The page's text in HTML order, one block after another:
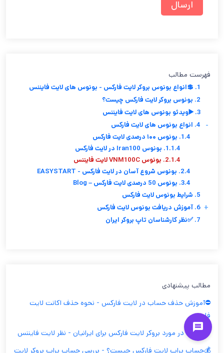
فهرست مطالب
1. 💲انواع بونوس بروکر لایت فارکس - بونوس های لایت فایننس
2. بونوس بروکر لایت فارکس چیست؟
3. ▶️ویدئو بونوس های لایت فایننس
4. انواع بونوس های لایت فارکس
-
1.4. بونوس ۱۰۰ درصدی لایت فارکس
1.1.4. بونوس Iran100 در لایت فارکس
2.1.4. بونوس VNM100C لایت فایننس
2.4. بونوس شروع آسان در لایت فارکس - EASYSTART
3.4. بونوس 50 درصدی لایت فارکس – Blog
5. شرایط بونوس لایت فارکس
6. آموزش دریافت بونوس لایت فارکس +
7. ✅نظر کارشناسان تاپ بروکر ایران
مطالب پیشنهادی
⛔️آموزش حذف حساب در لایت فارکس - نحوه حذف اکانت لایت
فایننس
🗣️نظرات در مورد بروکر لایت فارکس برای ایرانیان - نظر لایت فایننس
💰حساب پراپ لایت فارکس چیست؟ - بررسی حساب پراپ بروکر لایت